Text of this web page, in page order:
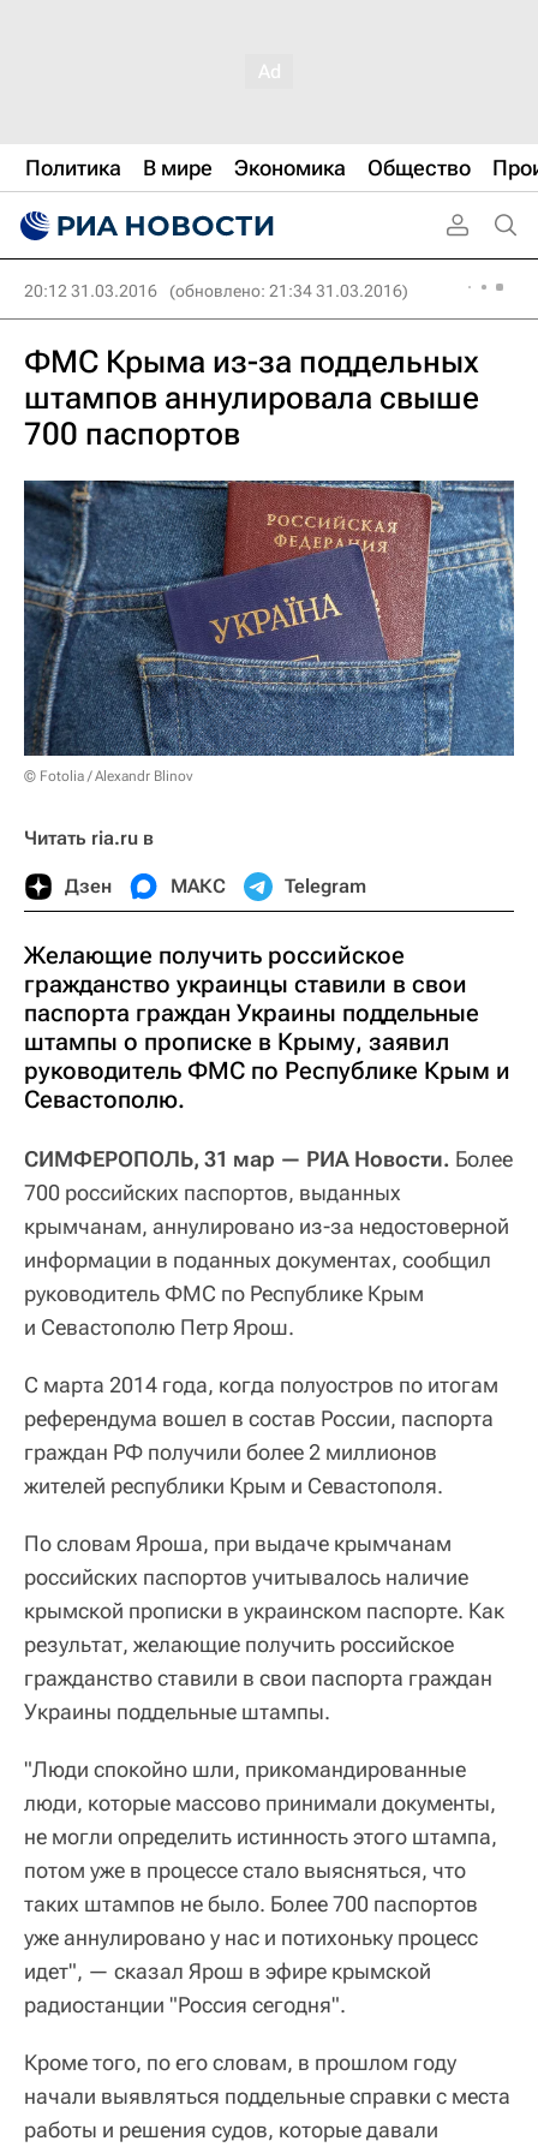
Политика В мире Экономика Общество
20:12 31.03.2016 (обновлено: 21:34 31.03.2016)
ФМС Крыма из-за поддельных
штампов аннулировала свыше
700 паспортов
© Fotolia / Alexandr Blinov
Читать ria.ru в
Дзен МАКС Telegram
Желающие получить российское
гражданство украинцы ставили в свои
паспорта граждан Украины поддельные
штампы о прописке в Крыму, заявил
руководитель ФМС по Республике Крым и
Севастополю.
СИМФЕРОПОЛЬ, 31 мар — РИА Новости. Более
700 российских паспортов, выданных
крымчанам, аннулировано из-за недостоверной
информации в поданных документах, сообщил
руководитель ФМС по Республике Крым
и Севастополю Петр Ярош.
С марта 2014 года, когда полуостров по итогам
референдума вошел в состав России, паспорта
граждан РФ получили более 2 миллионов
жителей республики Крым и Севастополя.
По словам Яроша, при выдаче крымчанам
российских паспортов учитывалось наличие
крымской прописки в украинском паспорте. Как
результат, желающие получить российское
гражданство ставили в свои паспорта граждан
Украины поддельные штампы.
"Люди спокойно шли, прикомандированные
люди, которые массово принимали документы,
не могли определить истинность этого штампа,
потом уже в процессе стало выясняться, что
таких штампов не было. Более 700 паспортов
уже аннулировано у нас и потихоньку процесс
идет", — сказал Ярош в эфире крымской
радиостанции "Россия сегодня".
Кроме того, по его словам, в прошлом году
начали выявляться поддельные справки с места
работы и решения судов, которые давали